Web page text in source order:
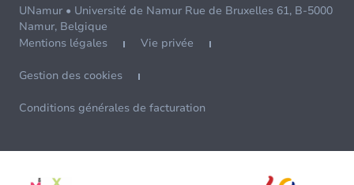
UNamur • Université de Namur Rue de Bruxelles 61, B-5000
Namur, Belgique
Mentions légales
Vie privée
Gestion des cookies
Conditions générales de facturation